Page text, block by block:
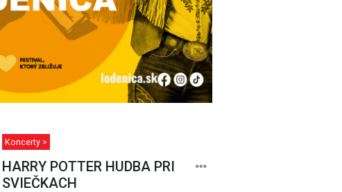
Koncerty >
HARRY POTTER HUDBA PRI
SVIEČKACH